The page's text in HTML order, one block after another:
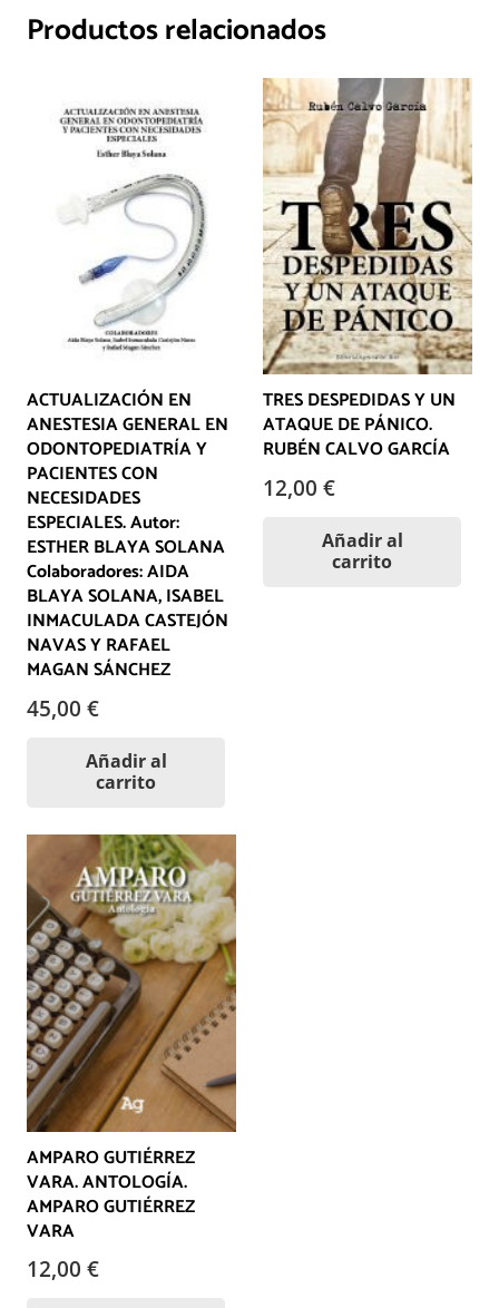
Productos relacionados
ACTUALIZACIÓN EN
ANESTESIA GENERAL EN
ODONTOPEDIATRÍA Y
PACIENTES CON
NECESIDADES
ESPECIALES. Autor:
ESTHER BLAYA SOLANA
Colaboradores: AIDA
BLAYA SOLANA, ISABEL
INMACULADA CASTEJÓN
NAVAS Y RAFAEL
MAGAN SÁNCHEZ
45,00 €
Añadir al
carrito
TRES DESPEDIDAS Y UN
ATAQUE DE PÁNICO.
RUBÉN CALVO GARCÍA
12,00 €
Añadir al
carrito
AMPARO GUTIÉRREZ
VARA. ANTOLOGÍA.
AMPARO GUTIÉRREZ
VARA
12,00 €